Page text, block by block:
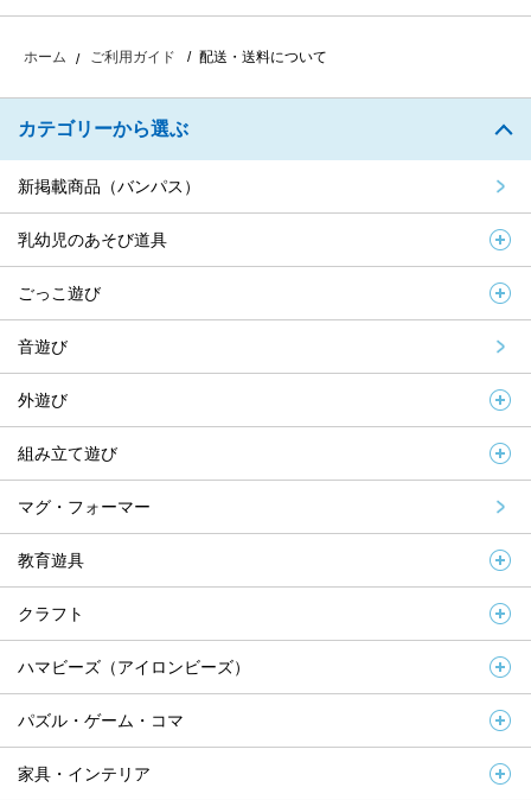
ホーム ご利用ガイド 配送・送料について
カテゴリーから選ぶ
新掲載商品（バンパス）
乳幼児のあそび道具
ごっこ遊び
音遊び
外遊び
組み立て遊び
マグ・フォーマー
教育遊具
クラフト
ハマビーズ（アイロンビーズ）
パズル・ゲーム・コマ
家具・インテリア